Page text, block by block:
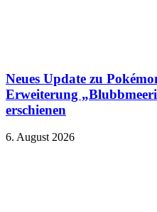
Neues Update zu
Erweiterung
erschienen
6. August 2026